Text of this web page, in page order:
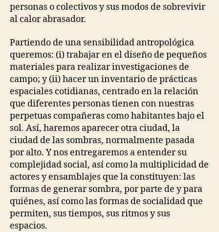
personas o colectivos y sus modos de sobrevivir
al calor abrasador.
Partiendo de una sensibilidad antropológica
queremos: (i) trabajar en el diseño de pequeños
materiales para realizar investigaciones de
campo; y (ii) hacer un inventario de prácticas
espaciales cotidianas, centrado en la relación
que diferentes personas tienen con nuestras
perpetuas compañeras como habitantes bajo el
sol. Así, haremos aparecer otra ciudad, la
ciudad de las sombras, normalmente pasada
por alto. Y nos entregaremos a entender su
complejidad social, así como la multiplicidad de
actores y ensamblajes que la constituyen: las
formas de generar sombra, por parte de y para
quiénes, así como las formas de socialidad que
permiten, sus tiempos, sus ritmos y sus
espacios.